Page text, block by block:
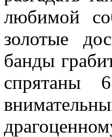
любимой
золотые
банды
спрятаны